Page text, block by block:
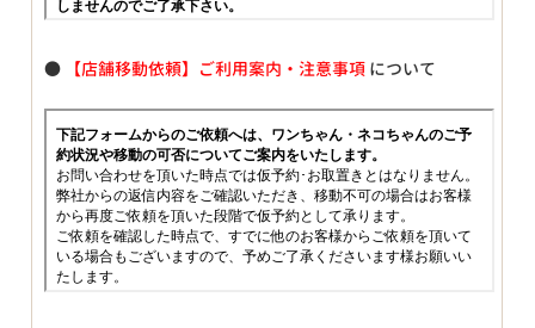
● 【店舗移動依頼】ご利用案内・注意事項 について